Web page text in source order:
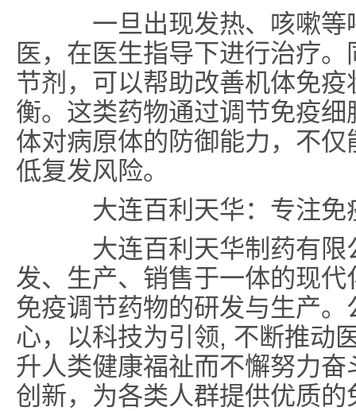
一旦出现发热、咳嗽等
医，在医生指导下进行治疗
节剂，可以帮助改善机体免
衡。这类药物通过调节免疫
体对病原体的防御能力，不
低复发风险。
大连百利天华：专注免
大连百利天华制药有限
发、生产、销售于一体的现
免疫调节药物的研发与生产。
心，以科技为引领, 不断推动
升人类健康福祉而不懈努力
创新，为各类人群提供优质